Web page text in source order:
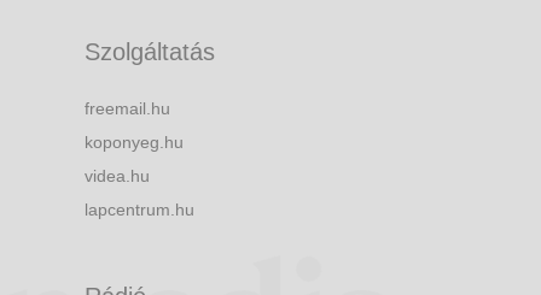
Szolgáltatás
freemail.hu
koponyeg.hu
videa.hu
lapcentrum.hu